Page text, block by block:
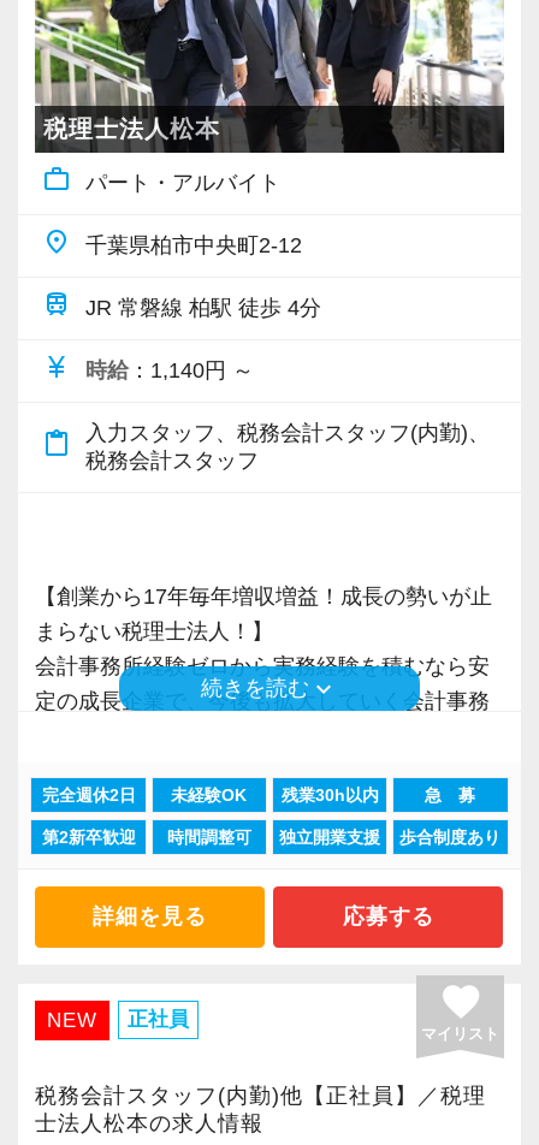
社会保険等の一般的な福利厚生の他に、各種手
当も充実。
税務能力検定等の資格検定に合格するともらえ
る「合格手当」など、当社ならではの制度を設
けているので、ぜひ活用してください。
詳しくはこちら（リンク先：https://www.tokyo-
consulting.com/recruit/environment/benefits）
【成長のための5つのこだわりを大事にしていま
仕事をする上では5つのこだわり「クイックレス
配り」を掲げ、一人ひとりが実行しています。
【求職者へのメッセージ】
パソコンが苦手でない方なら、どなたでも楽し
く取り組んでいただける仕事です。
だけると思います。
社内イベントも多く、アットホームな雰囲気の
明るく周りへの気遣いができる方、お待ちして
います！
20代が筆頭となってお客様を支えており、業界
未経験からスタートしているスタッフも多いで
す。
お互いを支え合いながら成長してきているた
め、スタッフ同士の団結力は強く、誰かに何か
っています。
OJTや研修など一人ひとりの実力に合わせた指
せっかく持っている能力も、継続した努力がな
実直に自己を高めていこうとすることができる
方からの応募をお待ちしています！
私達は「税務のプロフェッショナルとしてお客
様に寄り添う」ことが一つの使命です。
お客様から「こうしたい」という理想をいただ
きく力を発揮できる存在でありたいと考えてい
ます。ご紹介案件が7割を超えているのも、そう
いった私たちの姿勢がお客様から評価されてい
るからだと自負しています。
今後もお客様に満足していただけるようにスキ
ルの向上を目指し、税務のプロとして高い信頼
を獲得していきます。
お客様から信頼され、心の通ったサービスを提
供する真の「税務プロフェッショナル」として
の道を私たちと一緒に歩んでみませんか？
【対象業種100種以上！節税・融資・税務調査に
強い税理士法人です】
創業以来17年連続増収増益、顧問先数2500以
上、全国6拠点で安定的に成長中です。
お客様に事務所までご来社いただく来所型サー
います。
専門Webサイトを10サイト以上運営しており、
新規顧問契約のお客様が毎年400件以上増加！
で、税務調査にも精通しています。
そのため、全拠点でスタッフの増員に力を入れ
ており、さらなるサービス品質の向上を目指し
ています。
に対して認証される「社労士診断認証制度」を
取得しました。
「職場環境改善宣言企業」と「経営労務診断実
施企業」の認定を受け、今後も社員が働きやす
い環境づくりを積極的に推進していきます。
長く安心して働ける環境を用意してお待ちして
おりますので、当社で将来の不安なく働いてみ
ませんか？
【渋谷の事務所はこんなオフィスです】
2021年6月にオープンしたオフィス。
税理士法人松本
work_outline パート・アルバイト
place 千葉県柏市中央町2-12
train JR 常磐線 柏駅 徒歩 4分
currency_yen 時給 ：1,140円 ～
content_paste
入力スタッフ、税務会計スタッフ(内勤)、
税務会計スタッフ
【創業から17年毎年増収増益！成長の勢いが止
まらない税理士法人！】
会計事務所経験ゼロから実務経験を積むなら安
定の成長企業で、今後も拡大していく会計事務
現在当社では「渋谷」「新宿」「錦糸町」
「柏」「横浜」「大阪」の６拠点を展開してい
2021年6月に「渋谷オフィス」を新設し、その
後「新宿オフィス」「大阪オフィス」「錦糸町
さらに2022年12月には「柏オフィス」を開設
し、2025年には大阪オフィスを増床するなど、
事業拡大を続けています。
安定性抜群の環境で自己成長を実現できます。
続きを読む keyboard_arrow_down
完全週休2日 未経験OK 残業30h以内 急 募
第2新卒歓迎 時間調整可 独立開業支援 歩合制度あり
詳細を見る 応募する
NEW 正社員 favorite
マイリスト
税務会計スタッフ(内勤)他【正社員】／税理
士法人松本の求人情報